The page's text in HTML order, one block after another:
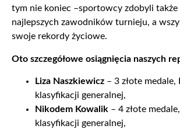
tym nie koniec –sportowcy zdobyli także
najlepszych zawodników turnieju, a
swoje rekordy życiowe.
Oto szczegółowe osiągnięcia naszych
Liza Naszkiewicz – 3 złote medale,
klasyfikacji generalnej,
Nikodem Kowalik – 4 złote
klasyfikacji generalnej,